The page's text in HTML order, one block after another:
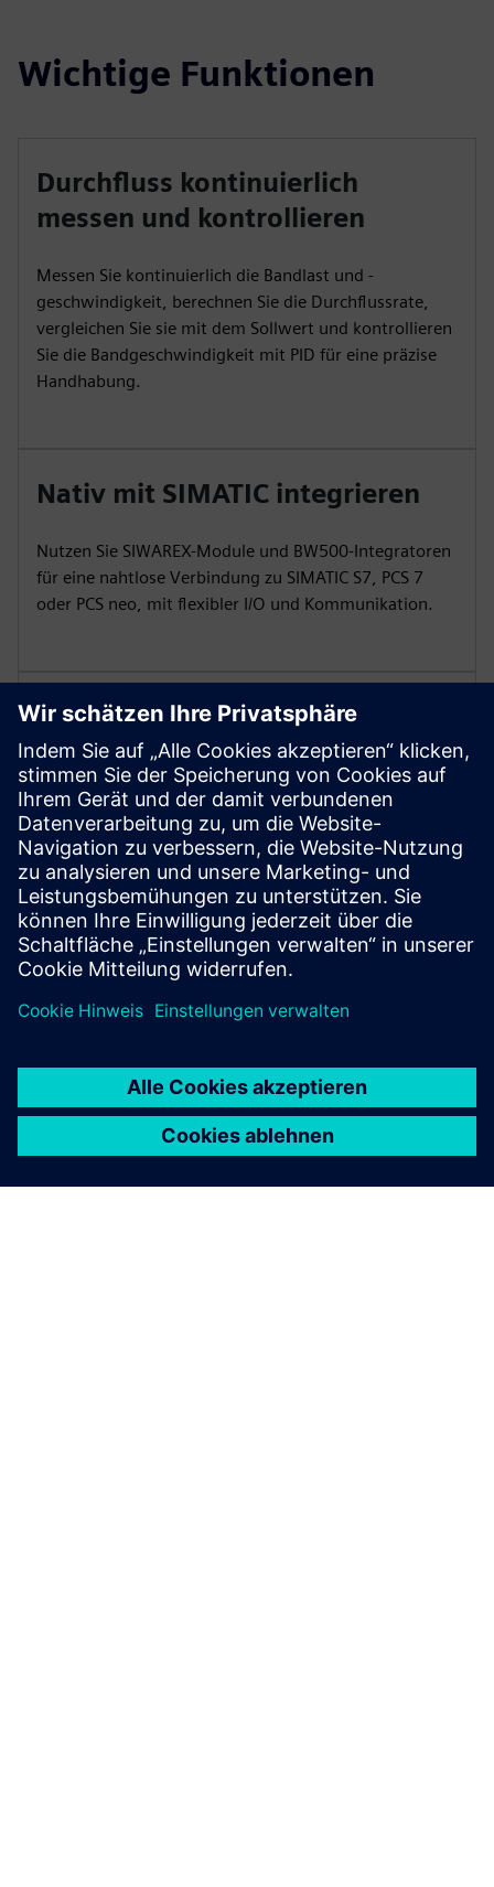
Wichtige Funktionen
Durchfluss kontinuierlich
messen und kontrollieren
Messen Sie kontinuierlich die Bandlast und -
geschwindigkeit, berechnen Sie die Durchflussrate,
vergleichen Sie sie mit dem Sollwert und kontrollieren
Sie die Bandgeschwindigkeit mit PID für eine präzise
Handhabung.
Nativ mit SIMATIC integrieren
Nutzen Sie SIWAREX-Module und BW500-Integratoren
für eine nahtlose Verbindung zu SIMATIC S7, PCS 7
oder PCS neo, mit flexibler I/O und Kommunikation.
Aufrechterhaltung der Hygiene
bei anspruchsvollen Prozessen
Wählen Sie FDA-konforme Riemen und
Edelstahlkonstruktionen für häufiges Reinigen und
zuverlässigen Betrieb in Lebensmitteln und ähnlichen
Umgebungen.